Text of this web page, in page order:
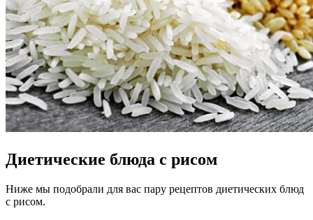
Диетические блюда с рисом
Ниже мы подобрали для вас пару рецептов диетических блюд
с рисом.